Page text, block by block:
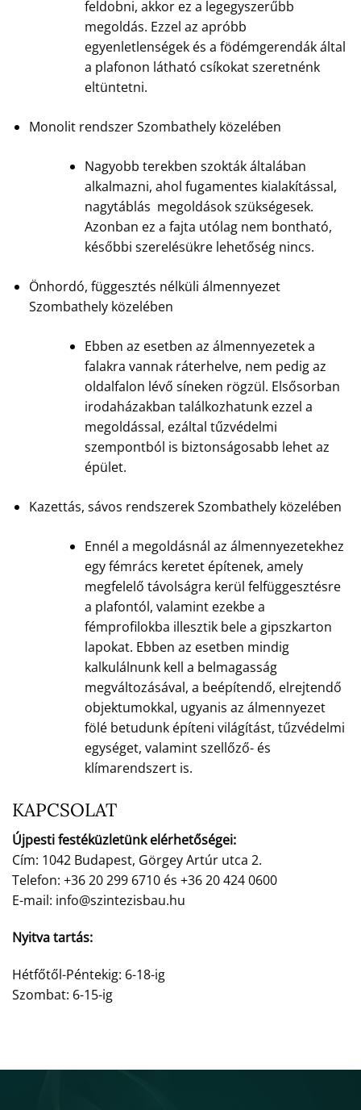
feldobni, akkor ez a legegyszerűbb
megoldás. Ezzel az apróbb
egyenletlenségek és a födémgerendák által
a plafonon látható csíkokat szeretnénk
eltüntetni.
Monolit rendszer Szombathely közelében
Nagyobb terekben szokták általában
alkalmazni, ahol fugamentes kialakítással,
nagytáblás megoldások szükségesek.
Azonban ez a fajta utólag nem bontható,
későbbi szerelésükre lehetőség nincs.
Önhordó, függesztés nélküli álmennyezet
Szombathely közelében
Ebben az esetben az álmennyezetek a
falakra vannak ráterhelve, nem pedig az
oldalfalon lévő síneken rögzül. Elsősorban
irodaházakban találkozhatunk ezzel a
megoldással, ezáltal tűzvédelmi
szempontból is biztonságosabb lehet az
épület.
Kazettás, sávos rendszerek Szombathely közelében
Ennél a megoldásnál az álmennyezetekhez
egy fémrács keretet építenek, amely
megfelelő távolságra kerül felfüggesztésre
a plafontól, valamint ezekbe a
fémprofilokba illesztik bele a gipszkarton
lapokat. Ebben az esetben mindig
kalkulálnunk kell a belmagasság
megváltozásával, a beépítendő, elrejtendő
objektumokkal, ugyanis az álmennyezet
fölé betudunk építeni világítást, tűzvédelmi
egységet, valamint szellőző- és
klímarendszert is.
KAPCSOLAT
Újpesti festéküzletünk elérhetőségei:
Cím: 1042 Budapest, Görgey Artúr utca 2.
Telefon: +36 20 299 6710 és +36 20 424 0600
E-mail: info@szintezisbau.hu
Nyitva tartás:
Hétfőtől-Péntekig: 6-18-ig
Szombat: 6-15-ig